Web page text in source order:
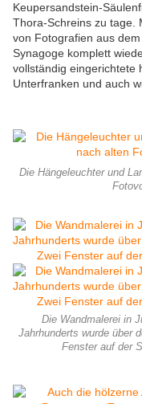
Keupersandstein-
Thora-Schreins zu tage.
von Fotografien aus
Synagoge komplett
vollständig eingerichtete
Unterfranken und auch
Die Hängeleuchter und
Die Wandmalerei in
Jahrhunderts wurde über
Fenster auf der